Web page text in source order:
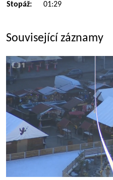
Stopáž:
01:29
Související záznamy